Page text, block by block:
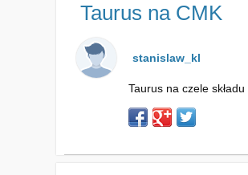
Taurus na CMK
stanislaw_kl
Taurus na czele